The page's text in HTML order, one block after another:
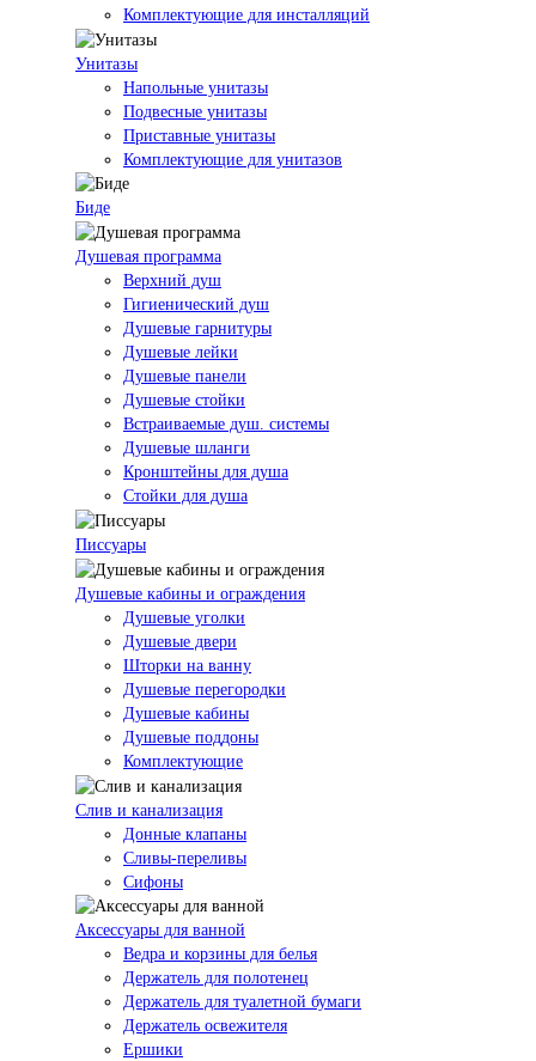
Комплектующие для инсталляций
Унитазы
Напольные унитазы
Подвесные унитазы
Приставные унитазы
Комплектующие для унитазов
Биде
Душевая программа
Верхний душ
Гигиенический душ
Душевые гарнитуры
Душевые лейки
Душевые панели
Душевые стойки
Встраиваемые душ. системы
Душевые шланги
Кронштейны для душа
Стойки для душа
Писсуары
Душевые кабины и ограждения
Душевые уголки
Душевые двери
Шторки на ванну
Душевые перегородки
Душевые кабины
Душевые поддоны
Комплектующие
Слив и канализация
Донные клапаны
Сливы-переливы
Сифоны
Аксессуары для ванной
Ведра и корзины для белья
Держатель для полотенец
Держатель для туалетной бумаги
Держатель освежителя
Ершики